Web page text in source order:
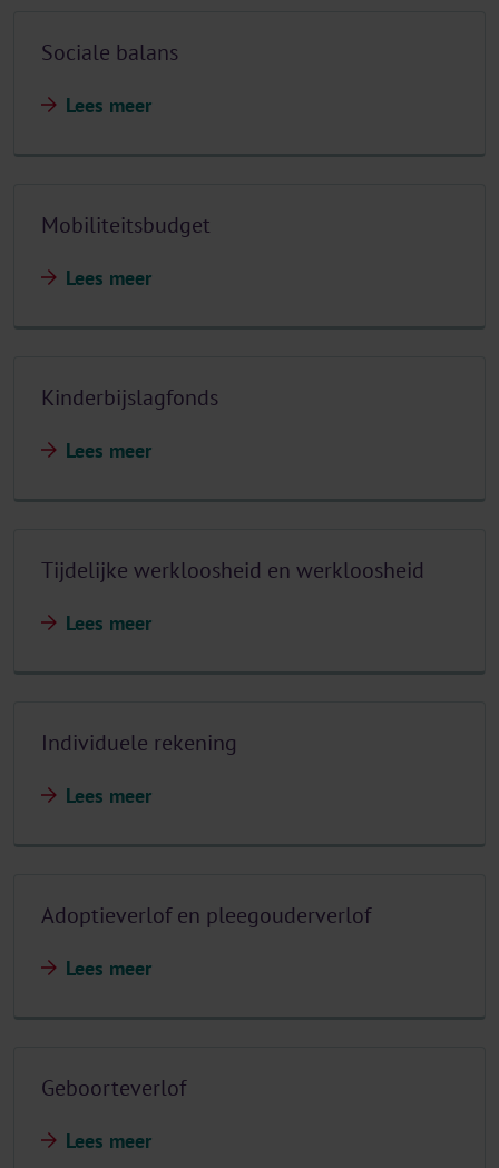
Sociale balans
Lees meer
Mobiliteitsbudget
Lees meer
Kinderbijslagfonds
Lees meer
Tijdelijke werkloosheid en werkloosheid
Lees meer
Individuele rekening
Lees meer
Adoptieverlof en pleegouderverlof
Lees meer
Geboorteverlof
Lees meer